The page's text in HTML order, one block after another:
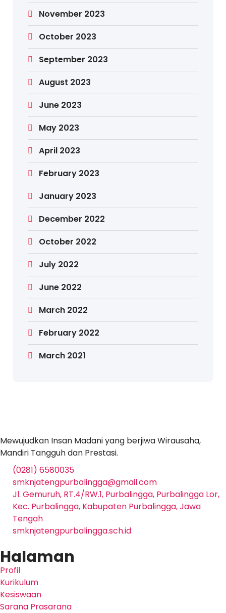
November 2023
October 2023
September 2023
August 2023
June 2023
May 2023
April 2023
February 2023
January 2023
December 2022
October 2022
July 2022
June 2022
March 2022
February 2022
March 2021
Mewujudkan Insan Madani yang berjiwa Wirausaha,
Mandiri Tangguh dan Prestasi.
(0281) 6580035
smknjatengpurbalingga@gmail.com
Jl. Gemuruh, RT.4/RW.1, Purbalingga, Purbalingga Lor,
Kec. Purbalingga, Kabupaten Purbalingga, Jawa
Tengah
smknjatengpurbalingga.sch.id
Halaman
Profil
Kurikulum
Kesiswaan
Sarana Prasarana